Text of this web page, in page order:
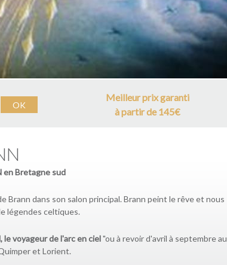
OK
Meilleur prix garanti
à partir de 145€
Bretagne sud
dans son salon principal. Brann peint le rêve et nous
légendes celtiques.
le voyageur de l'arc en ciel"ou à revoir d'avril à septembre au
et Lorient.